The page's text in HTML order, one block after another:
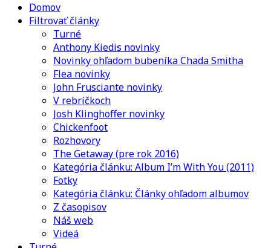
Domov
Filtrovať články
Turné
Anthony Kiedis novinky
Novinky ohľadom bubeníka Chada Smitha
Flea novinky
John Frusciante novinky
V rebríčkoch
Josh Klinghoffer novinky
Chickenfoot
Rozhovory
The Getaway (pre rok 2016)
Kategória článku: Album I’m With You (2011)
Fotky
Kategória článku: Články ohľadom albumov
Z časopisov
Náš web
Videá